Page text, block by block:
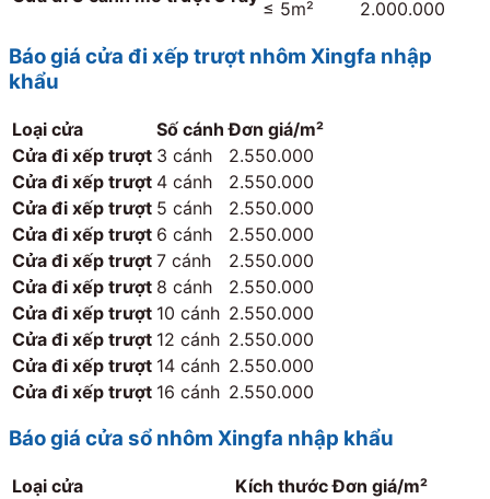
≤ 5m² 2.000.000
Báo giá cửa đi xếp trượt nhôm Xingfa nhập
khẩu
Loại cửa Số cánh Đơn giá/m²
Cửa đi xếp trượt 3 cánh
2.550.000
Cửa đi xếp trượt 4 cánh
2.550.000
Cửa đi xếp trượt 5 cánh
2.550.000
Cửa đi xếp trượt 6 cánh
2.550.000
Cửa đi xếp trượt 7 cánh
2.550.000
Cửa đi xếp trượt 8 cánh
2.550.000
Cửa đi xếp trượt 10 cánh 2.550.000
Cửa đi xếp trượt 12 cánh 2.550.000
Cửa đi xếp trượt 14 cánh 2.550.000
Cửa đi xếp trượt 16 cánh 2.550.000
Báo giá cửa sổ nhôm Xingfa nhập khẩu
Loại cửa Kích thước Đơn giá/m²